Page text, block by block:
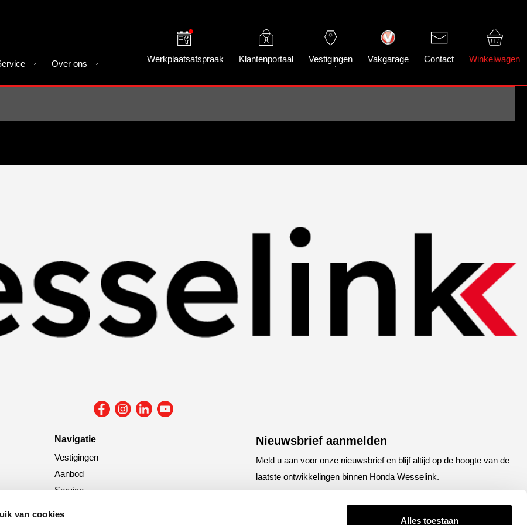
van cookies
Alles toestaan
Over ons
Werkplaatsafspraak Klantenportaal Vestigingen Vakgarage Contact Winkelwagen
Navigatie
Vestigingen
Aanbod
Service
Nieuwsbrief aanmelden
Meld u aan voor onze nieuwsbrief en blijf altijd op de hoogte van de
laatste ontwikkelingen binnen Honda Wesselink.